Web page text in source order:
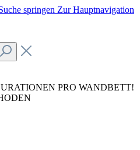
springen Zur Hauptnavigation
PRO WANDBETT!